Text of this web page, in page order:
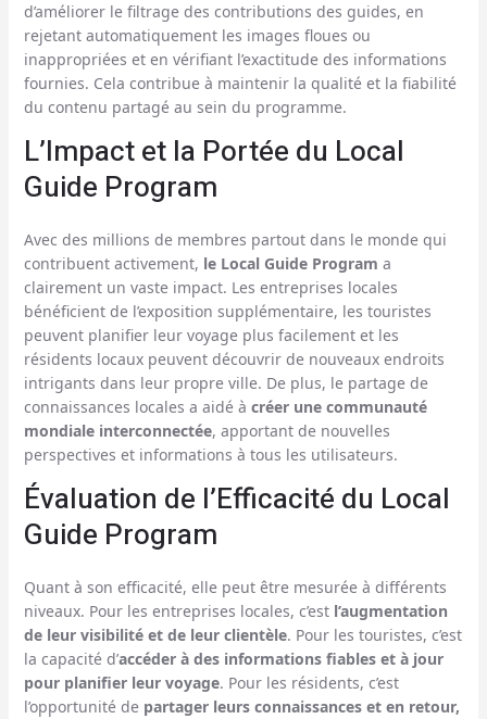
d’améliorer le filtrage des contributions des guides, en
rejetant automatiquement les images floues ou
inappropriées et en vérifiant l’exactitude des informations
fournies. Cela contribue à maintenir la qualité et la fiabilité
du contenu partagé au sein du programme.
L’Impact et la Portée du Local
Guide Program
Avec des millions de membres partout dans le monde qui
contribuent activement, le Local Guide Program a
clairement un vaste impact. Les entreprises locales
bénéficient de l’exposition supplémentaire, les touristes
peuvent planifier leur voyage plus facilement et les
résidents locaux peuvent découvrir de nouveaux endroits
intrigants dans leur propre ville. De plus, le partage de
connaissances locales a aidé à créer une communauté
mondiale interconnectée, apportant de nouvelles
perspectives et informations à tous les utilisateurs.
Évaluation de l’Efficacité du Local
Guide Program
Quant à son efficacité, elle peut être mesurée à différents
niveaux. Pour les entreprises locales, c’est l’augmentation
de leur visibilité et de leur clientèle. Pour les touristes, c’est
la capacité d’accéder à des informations fiables et à jour
pour planifier leur voyage. Pour les résidents, c’est
l’opportunité de partager leurs connaissances et en retour,